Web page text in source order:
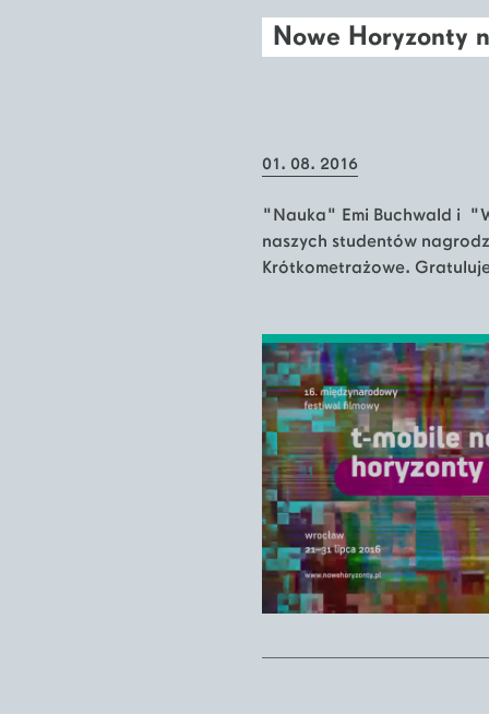
Nowe Horyzonty
01. 08. 2016
"Nauka" Emi Buchwald i
naszych studentów
Krótkometrażowe.